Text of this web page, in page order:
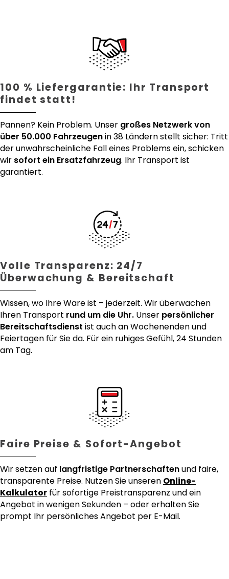
100 % Liefergarantie: Ihr Transport
findet statt!
Pannen? Kein Problem. Unser großes Netzwerk von
über 50.000 Fahrzeugenin 38 Ländern stellt sicher: Tritt
der unwahrscheinliche Fall eines Problems ein, schicken
wir sofort ein Ersatzfahrzeug. Ihr Transport ist
garantiert.
Volle Transparenz: 24/7
Überwachung & Bereitschaft
Wissen, wo Ihre Ware ist – jederzeit. Wir überwachen
Ihren Transport rund um die Uhr. Unser persönlicher
Bereitschaftsdienst ist auch an Wochenenden und
Feiertagen für Sie da. Für ein ruhiges Gefühl, 24 Stunden
am Tag.
Faire Preise & Sofort-Angebot
Wir setzen auf langfristige Partnerschaftenund faire,
transparente Preise. Nutzen Sie unseren Online-
Kalkulator für sofortige Preistransparenz und ein
Angebot in wenigen Sekunden – oder erhalten Sie
prompt Ihr persönliches Angebot per E-Mail.